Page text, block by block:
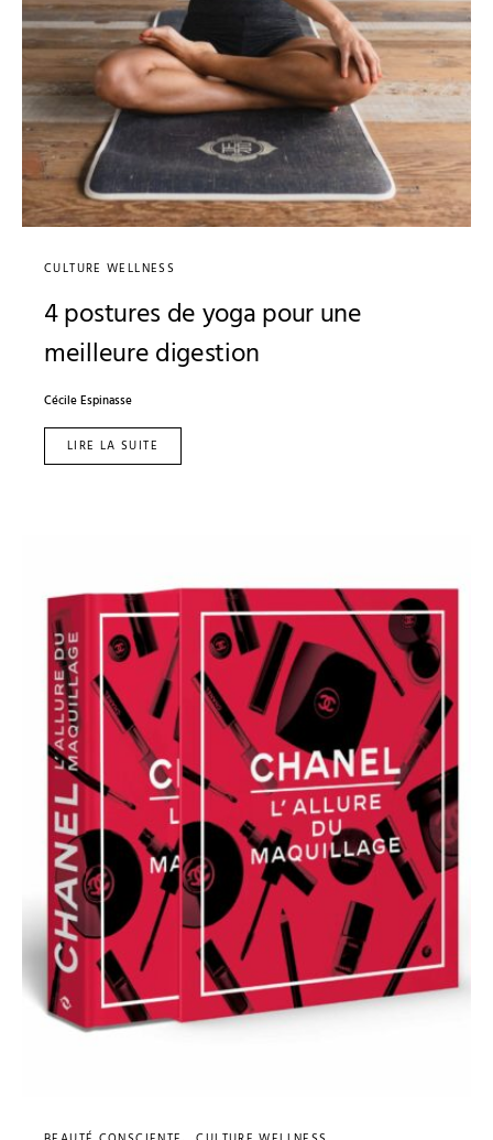
CULTURE WELLNESS
4 postures de yoga pour une
meilleure digestion
Cécile Espinasse
LIRE LA SUITE